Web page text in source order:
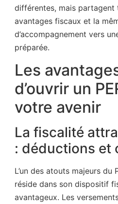
différentes, mais partagent
avantages fiscaux et la
d’accompagnement vers
préparée.
Les
d’ouvrir un
votre avenir
La fiscalité
: déductions et
L’un des atouts majeurs du
réside dans son dispositif
avantageux. Les